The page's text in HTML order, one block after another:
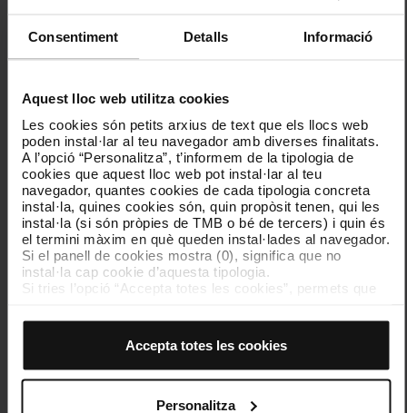
Consentiment Detalls Informació
Aquest lloc web utilitza cookies
Les cookies són petits arxius de text que els llocs web
poden instal·lar al teu navegador amb diverses finalitats.
A l’opció “Personalitza”, t’informem de la tipologia de
cookies que aquest lloc web pot instal·lar al teu
navegador, quantes cookies de cada tipologia concreta
instal·la, quines cookies són, quin propòsit tenen, qui les
instal·la (si són pròpies de TMB o bé de tercers) i quin és
el termini màxim en què queden instal·lades al navegador.
Si el panell de cookies mostra (0), significa que no
instal·la cap cookie d’aquesta tipologia.
Si tries l’opció “Accepta totes les cookies”, permets que
El selector que es troba a la dreta de cada tipologia de
cookies d’aquella classe.
Un cop hagis marcat les teves preferències, has de fer
clic sobre “Selecciona i configura”. Així, s’instal·laran
només les cookies de la tipologia que hagis seleccionat
Accepta totes les cookies
Personalitza
ajuda!
T'expliquem com demanar ajuda quan et trobis amb
A les escales mecàniques evita accidents
Seguir les normes d’ús és fonamental per garantir la
seguretat pròpia i la dels altres.